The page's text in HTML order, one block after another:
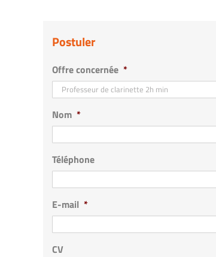
Postuler
Offre concernée *
Nom *
Téléphone
E-mail *
CV